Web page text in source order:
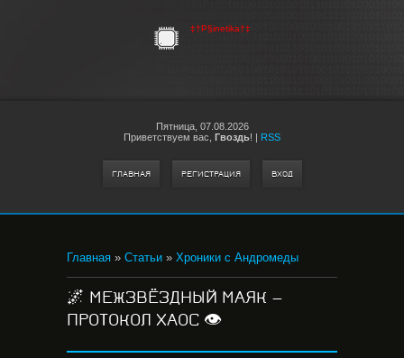
‡†P§inetika†‡
Пятница, 07.08.2026
Приветствуем вас Гвоздь! | RSS
ГЛАВНАЯ РЕГИСТРАЦИЯ ВХОД
Главная » Статьи » Хроники с Андромеды
🌌 МЕЖЗВЁЗДНЫЙ МАЯК —
ПРОТОКОЛ ХАОС 👁️